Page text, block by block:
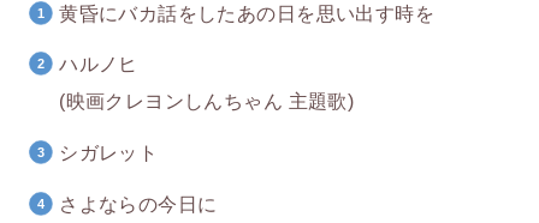
黄昏にバカ話をしたあの日を思い出す時を
ハルノヒ
(映画クレヨンしんちゃん 主題歌)
シガレット
さよならの今日に